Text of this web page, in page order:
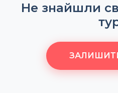
Не знайшли